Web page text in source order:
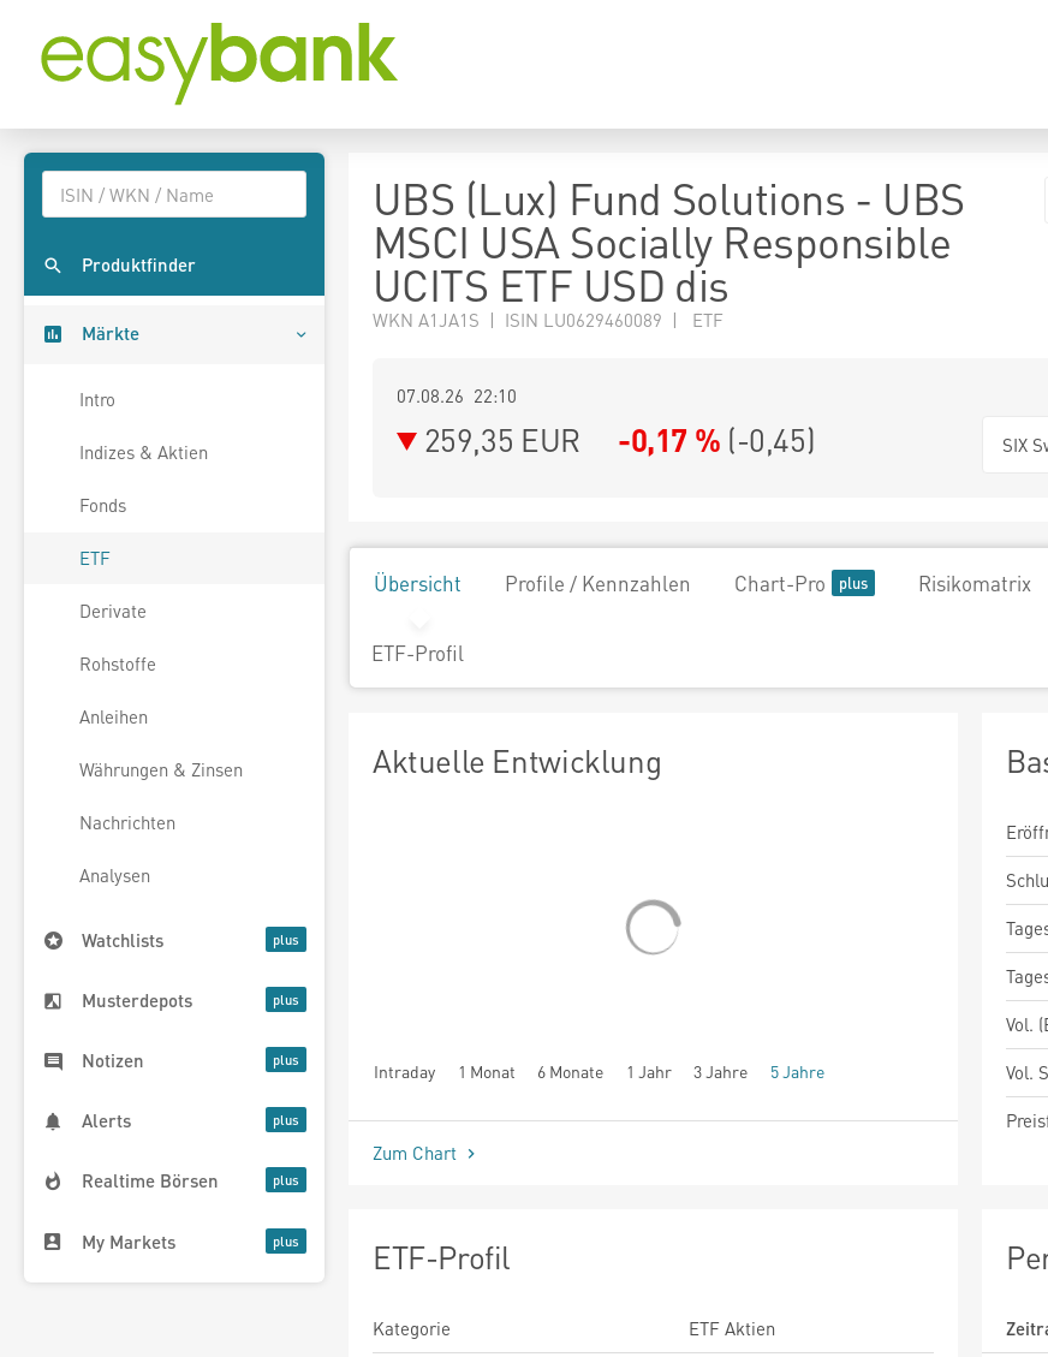
Produktfinder
Märkte
Intro
Indizes & Aktien
Fonds
ETF
Derivate
Rohstoffe
Anleihen
Währungen & Zinsen
Nachrichten
Analysen
Watchlists
Musterdepots
Notizen
Alerts
Realtime Börsen
My Markets
UBS (Lux) Fund Solutions - UBS
MSCI USA Socially Responsible
UCITS ETF USD dis
WKN A1JA1S | ISIN LU0629460089 | ETF
07.08.26 22:10
259,35 EUR -0,17 % (-0,45) SIX
Übersicht Profile / Kennzahlen Chart-Pro Risikomatrix
ETF-Profil
Aktuelle Entwicklung
Intraday 1 Monat 6 Monate 1 Jahr 3 Jahre 5 Jahre
seit Beginn
Zum Chart
Vol.
Vol.
ETF-Profil
Kategorie
ETF Aktien